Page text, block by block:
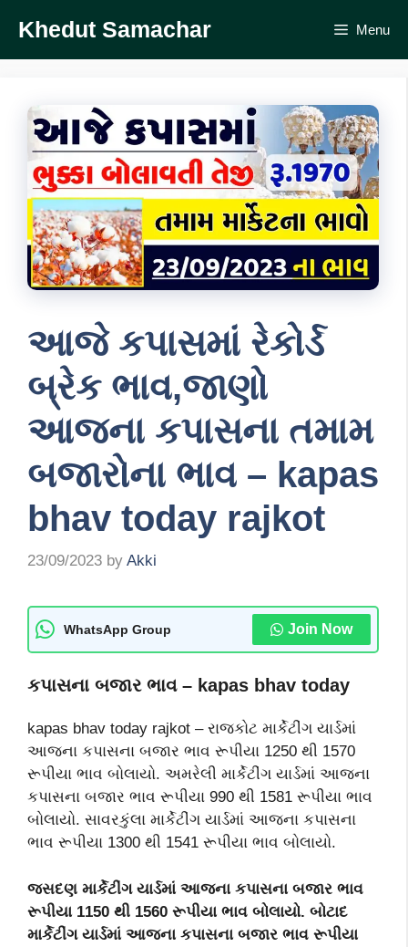
content
Khedut Samachar Menu
આજે કપાસમાં રેકોર્ડ
બ્રેક ભાવ,જાણો
આજના કપાસના તમામ
બજારોના ભાવ – kapas
bhav today rajkot
23/09/2023 by Akki
WhatsApp Group Join Now
કપાસના બજાર ભાવ – kapas bhav today
kapas bhav today rajkot – રાજકોટ માર્કેટીંગ યાર્ડમાં
આજના કપાસના બજાર ભાવ રૂપીયા 1250 થી 1570
રૂપીયા ભાવ બોલાયો. અમરેલી માર્કેટીંગ યાર્ડમાં આજના
કપાસના બજાર ભાવ રૂપીયા 990 થી 1581 રૂપીયા ભાવ
બોલાયો. સાવરકુંલા માર્કેટીંગ યાર્ડમાં આજના કપાસના
ભાવ રૂપીયા 1300 થી 1541 રૂપીયા ભાવ બોલાયો.
જસદણ માર્કેટીંગ યાર્ડમાં આજના કપાસના બજાર ભાવ
રૂપીયા 1150 થી 1560 રૂપીયા ભાવ બોલાયો. બોટાદ
માર્કેટીંગ યાર્ડમાં આજના કપાસના બજાર ભાવ રૂપીયા